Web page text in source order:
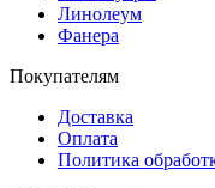
Линолеум
Фанера
Покупателям
Доставка
Оплата
Политика